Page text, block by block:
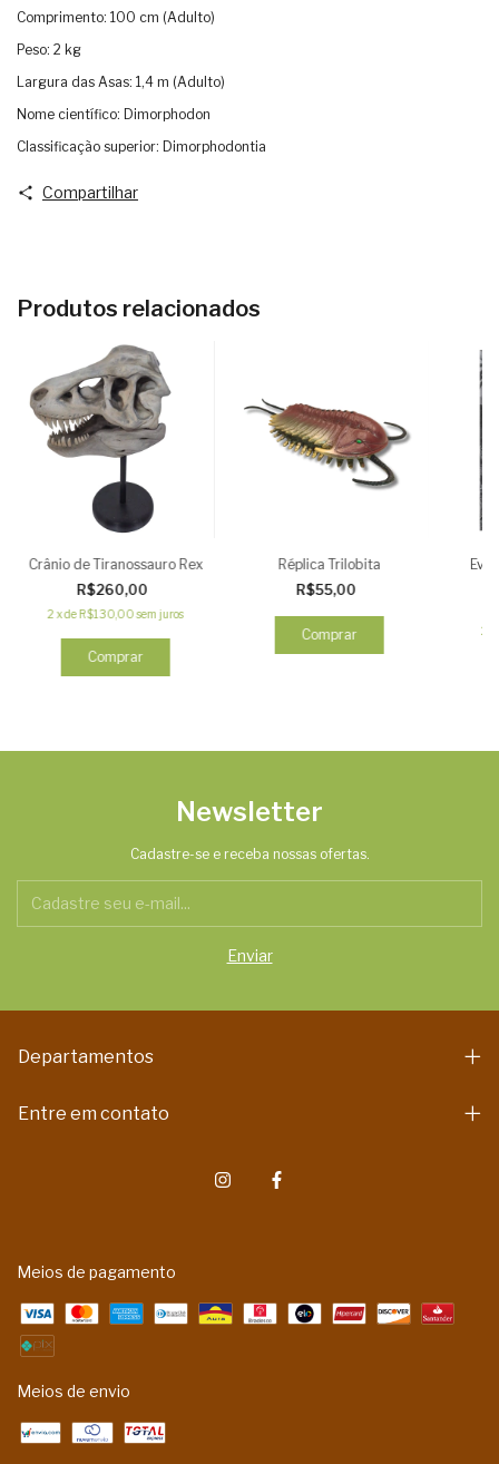
Comprimento: 100 cm (Adulto)
Peso: 2 kg
Largura das Asas: 1,4 m (Adulto)
Nome científico: Dimorphodon
Classificação superior: Dimorphodontia
Compartilhar
Produtos relacionados
Crânio de Tiranossauro Rex
R$260,00
2 xde R$130,00 sem juros
Réplica Trilobita
R$55,00
2
Newsletter
Cadastre-se e receba nossas ofertas.
Departamentos
Entre em contato
Meios de pagamento
Meios de envio